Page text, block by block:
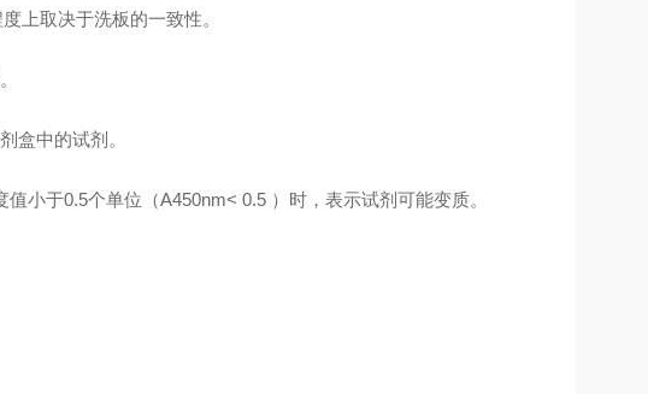
上取决于洗板的一致性。
盒中的试剂。
小于0.5个单位（A450nm< 0.5 ）时，表示试剂可能变质。